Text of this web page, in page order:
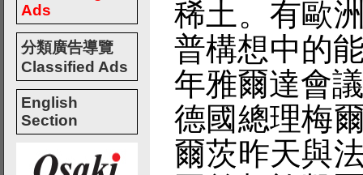
Ads
分類廣告導覽
Classified Ads
English
Section
稀土。有歐
普構想中的
年雅爾達會
德國總理梅
爾茨昨天與